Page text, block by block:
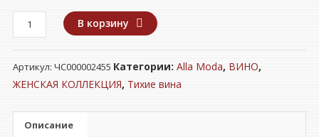
Количество
товара
Вино
"АЛЛА
МОДА"
Гриджо
делле
В корзину
Артикул: ЧС000002455 Категории: Alla Moda, ВИНО,
ЖЕНСКАЯ КОЛЛЕКЦИЯ, Тихие вина
Описание